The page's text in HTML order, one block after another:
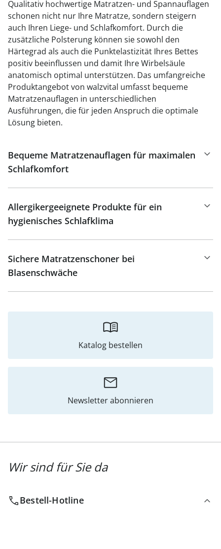
Qualitativ hochwertige Matratzen- und Spannauflagen
schonen nicht nur Ihre Matratze, sondern steigern
auch Ihren Liege- und Schlafkomfort. Durch die
zusätzliche Polsterung können sie sowohl den
Härtegrad als auch die Punktelastizität Ihres Bettes
positiv beeinflussen und damit Ihre Wirbelsäule
anatomisch optimal unterstützen. Das umfangreiche
Produktangebot von walzvital umfasst bequeme
Matratzenauflagen in unterschiedlichen
Ausführungen, die für jeden Anspruch die optimale
Lösung bieten.
Bequeme Matratzenauflagen für maximalen
Schlafkomfort
Allergikergeeignete Produkte für ein
hygienisches Schlafklima
Sichere Matratzenschoner bei
Blasenschwäche
Katalog bestellen
Newsletter abonnieren
Wir sind für Sie da
Bestell-Hotline